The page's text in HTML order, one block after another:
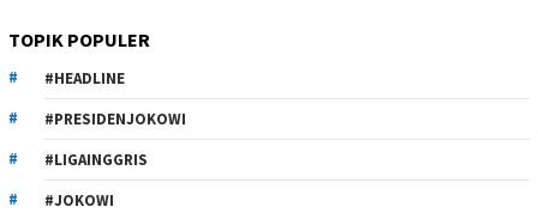
TOPIK POPULER
#HEADLINE
#PRESIDENJOKOWI
#LIGAINGGRIS
#JOKOWI